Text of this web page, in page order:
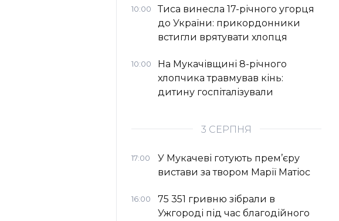
10:00
Тиса винесла 17-річного угорця
до України: прикордонники
встигли врятувати хлопця
10:00
На Мукачівщині 8-річного
хлопчика травмував кінь:
дитину госпіталізували
3 СЕРПНЯ
17:00
У Мукачеві готують прем’єру
вистави за твором Марії Матіос
16:00
75 351 гривню зібрали в
Ужгороді під час благодійного